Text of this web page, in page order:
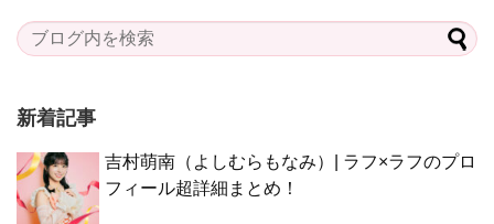
新着記事
吉村萌南（よしむらもなみ）| ラフ×ラフのプロ
フィール超詳細まとめ！